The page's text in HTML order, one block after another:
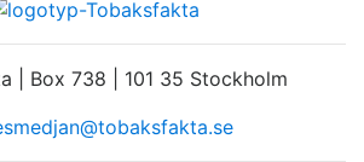
| Box 738 | 101 35 Stockholm